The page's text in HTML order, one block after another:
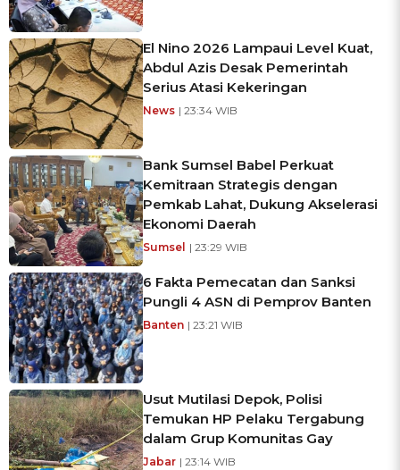
El Nino 2026 Lampaui Level Kuat,
Abdul Azis Desak Pemerintah
Serius Atasi Kekeringan
News | 23:34 WIB
Bank Sumsel Babel Perkuat
Kemitraan Strategis dengan
Pemkab Lahat, Dukung Akselerasi
Ekonomi Daerah
Sumsel | 23:29 WIB
6 Fakta Pemecatan dan Sanksi
Pungli 4 ASN di Pemprov Banten
Banten | 23:21 WIB
Usut Mutilasi Depok, Polisi
Temukan HP Pelaku Tergabung
dalam Grup Komunitas Gay
Jabar | 23:14 WIB